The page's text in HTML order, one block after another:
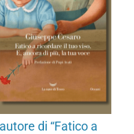
di “Fatico a